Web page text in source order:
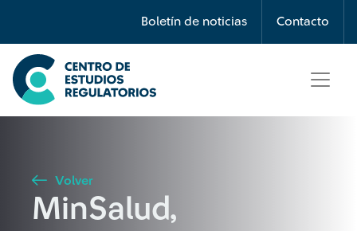
Boletín de noticias Contacto
Búsqueda
Seleccione país
Buscar
Volver
MinSalud,